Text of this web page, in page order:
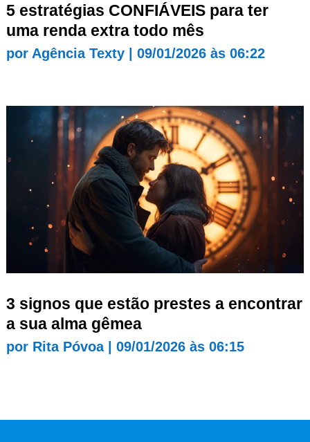
5 estratégias CONFIÁVEIS para ter
uma renda extra todo mês
por Agência Texty| 09/01/2026 às 06:22
3 signos que estão prestes a encontrar
a sua alma gêmea
por Rita Póvoa| 09/01/2026 às 06:15